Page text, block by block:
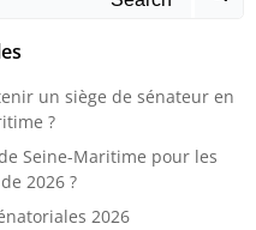
un siège de sénateur en
?
Seine-Maritime pour les
2026 ?
2026